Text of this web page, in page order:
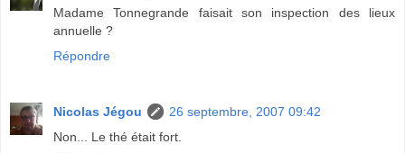
Madame Tonnegrande faisait son inspection des lieux
annuelle ?
Répondre
Nicolas Jégou
26 septembre, 2007 09:42
Non... Le thé était fort.